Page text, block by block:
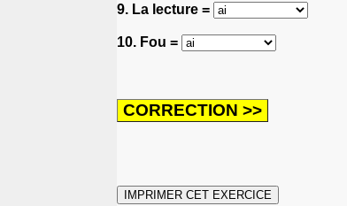
9. La lecture =
10. Fou =